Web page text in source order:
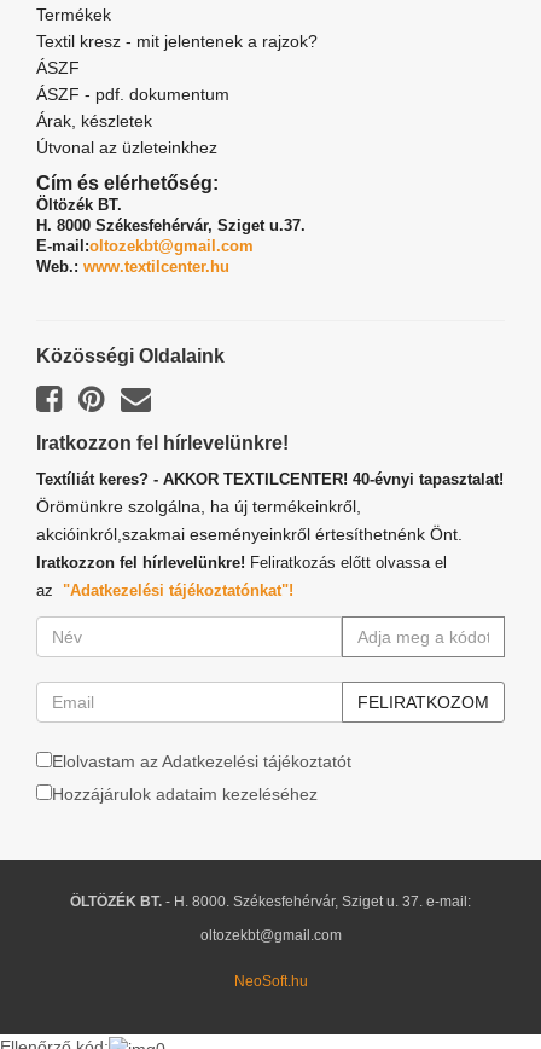
Termékek
Textil kresz - mit jelentenek a rajzok?
ÁSZF
ÁSZF - pdf. dokumentum
Árak, készletek
Útvonal az üzleteinkhez
Cím és elérhetőség:
Öltözék BT.
H. 8000 Székesfehérvár, Sziget u.37.
E-mail:oltozekbt@gmail.com
Web.: www.textilcenter.hu
Közösségi Oldalaink
Iratkozzon fel hírlevelünkre!
Textíliát keres? - AKKOR TEXTILCENTER! 40-évnyi tapasztalat!
Örömünkre szolgálna, ha új termékeinkről,
akcióinkról,szakmai eseményeinkről értesíthetnénk Önt.
Iratkozzon fel hírlevelünkre! Feliratkozás előtt olvassa el
az "Adatkezelési tájékoztatónkat"!
Elolvastam az Adatkezelési tájékoztatót
Hozzájárulok adataim kezeléséhez
ÖLTÖZÉK BT. - H. 8000. Székesfehérvár, Sziget u. 37. e-mail:
oltozekbt@gmail.com
NeoSoft.hu